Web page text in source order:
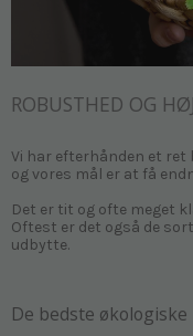
ROBUSTHED OG
Vi har efterhånden et
og vores mål er at få
Det er tit og ofte meget
Oftest er det også de
udbytte.
De bedste